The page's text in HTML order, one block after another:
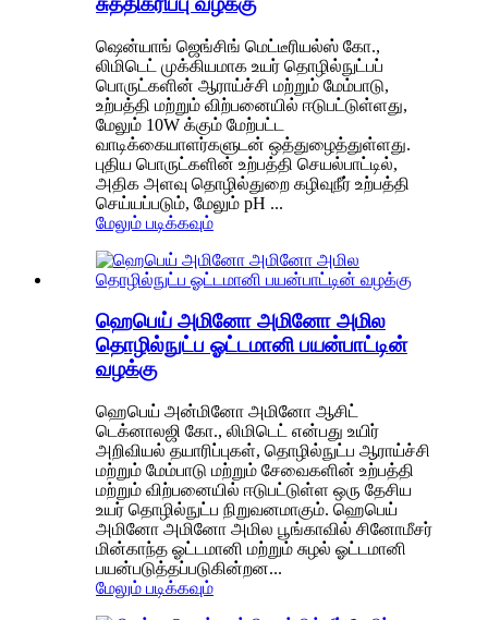
ஷென்யாங் ஜெங்சிங் மெட்டீரியல்ஸ் கோ.,
லிமிடெட் முக்கியமாக உயர் தொழில்நுட்பப்
பொருட்களின் ஆராய்ச்சி மற்றும் மேம்பாடு,
உற்பத்தி மற்றும் விற்பனையில் ஈடுபட்டுள்ளது,
மேலும் 10W க்கும் மேற்பட்ட
வாடிக்கையாளர்களுடன் ஒத்துழைத்துள்ளது.
புதிய பொருட்களின் உற்பத்தி செயல்பாட்டில்,
அதிக அளவு தொழில்துறை கழிவுநீர் உற்பத்தி
செய்யப்படும், மேலும் pH ...
மேலும் படிக்கவும்
ஹெபெய் அமினோ அமினோ அமில
தொழில்நுட்ப ஓட்டமானி பயன்பாட்டின்
வழக்கு
ஹெபெய் அன்மினோ அமினோ ஆசிட்
டெக்னாலஜி கோ., லிமிடெட் என்பது உயிர்
அறிவியல் தயாரிப்புகள், தொழில்நுட்ப ஆராய்ச்சி
மற்றும் மேம்பாடு மற்றும் சேவைகளின் உற்பத்தி
மற்றும் விற்பனையில் ஈடுபட்டுள்ள ஒரு தேசிய
உயர் தொழில்நுட்ப நிறுவனமாகும். ஹெபெய்
அமினோ அமினோ அமில பூங்காவில் சினோமீசர்
மின்காந்த ஓட்டமானி மற்றும் சுழல் ஓட்டமானி
பயன்படுத்தப்படுகின்றன...
மேலும் படிக்கவும்